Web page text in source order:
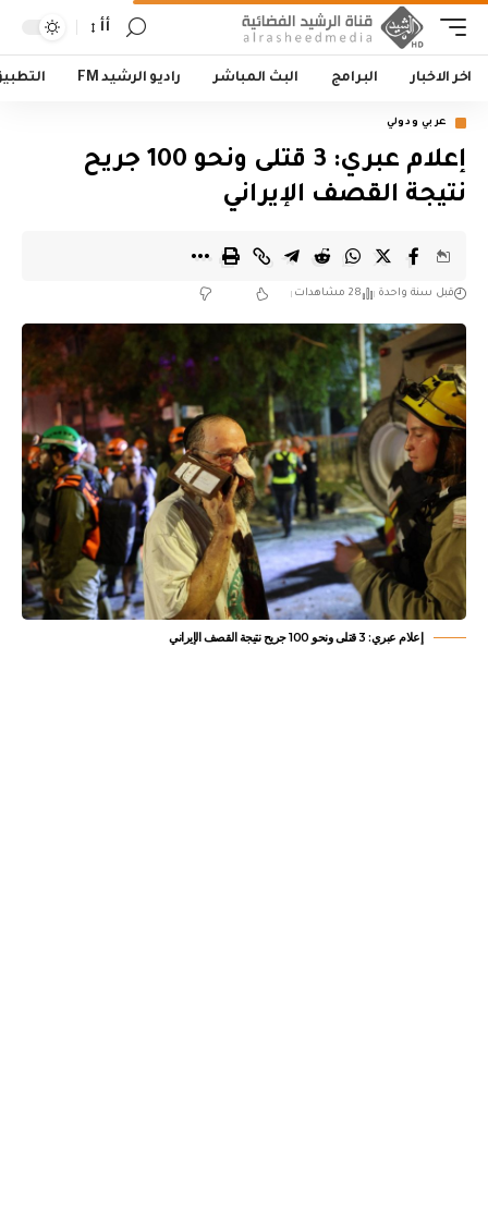
أأ
اخر الاخبار البرامج البث المباشر راديو الرشيد FM
عربي ودولي
إعلام عبري: 3 قتلى ونحو 100 جريح
نتيجة القصف الإيراني
قبل سنة واحدة 28 مشاهدات
إعلام عبري: 3 قتلى ونحو 100 جريح نتيجة القصف الإيراني